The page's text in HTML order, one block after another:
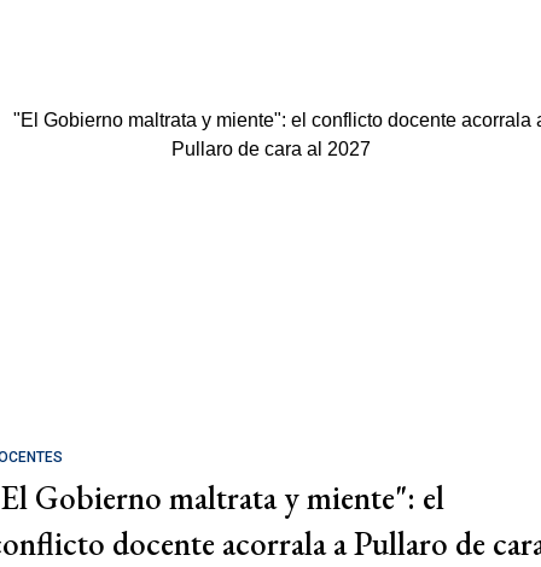
Gobierno maltrata y miente": el
docente acorrala a Pullaro de